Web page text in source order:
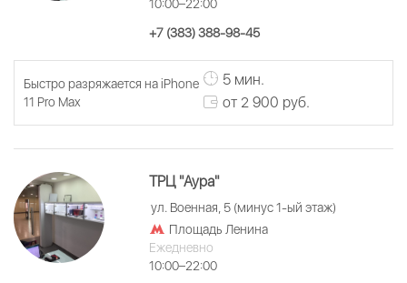
10:00–22:00
+7 (383) 388-98-45
Быстро разряжается на iPhone
11 Pro Max
5 мин.
от 2 900 руб.
ТРЦ "Аура"
ул. Военная, 5 (минус 1-ый этаж)
Площадь Ленина
Ежедневно
10:00–22:00